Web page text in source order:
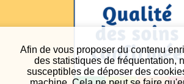
Afin de vous proposer du contenu
des statistiques de fréquentation,
susceptibles de déposer des